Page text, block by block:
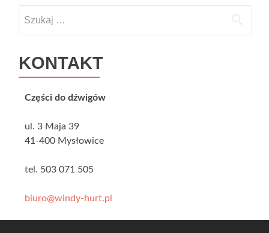
KONTAKT
Części do dźwigów
ul. 3 Maja 39
41-400 Mysłowice
tel. 503 071 505
biuro@windy-hurt.pl